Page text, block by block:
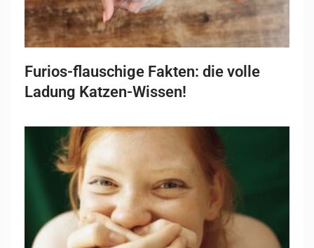
Furios-flauschige Fakten: die volle
Ladung Katzen-Wissen!